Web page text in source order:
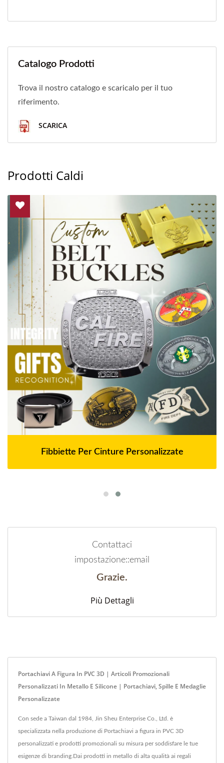
Catalogo Prodotti
Trova il nostro catalogo e scaricalo per il tuo
riferimento.
SCARICA
Prodotti Caldi
Fibbiette Per Cinture Personalizzate
Contattaci
impostazione::email
Grazie.
Più Dettagli
Portachiavi A Figura In PVC 3D | Articoli Promozionali
Personalizzati In Metallo E Silicone | Portachiavi, Spille E Medaglie
Personalizzate
Con sede a Taiwan dal 1984, Jin Sheu Enterprise Co., Ltd. è
specializzata nella produzione di Portachiavi a figura in PVC 3D
personalizzati e prodotti promozionali su misura per soddisfare le tue
esigenze di branding.Dai prodotti in metallo di alta qualità ai regali